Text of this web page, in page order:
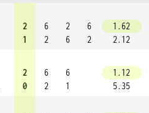
2
1
6
2
2
6
6
2
1.62
2.12
2
0
6
2
6
1
1.12
5.35